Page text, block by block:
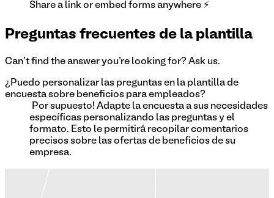
Share a link or embed forms anywhere ⚡
Preguntas frecuentes de la plantilla
Can't find the answer you're looking for? Ask us.
¿Puedo personalizar las preguntas en la plantilla de
encuesta sobre beneficios para empleados?
¡Por supuesto! Adapte la encuesta a sus necesidades
específicas personalizando las preguntas y el
formato. Esto le permitirá recopilar comentarios
precisos sobre las ofertas de beneficios de su
empresa.